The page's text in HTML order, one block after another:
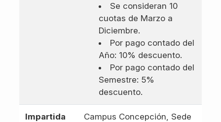
Se consideran 10
cuotas de Marzo a
Diciembre.
Por pago contado del
Año: 10% descuento.
Por pago contado del
Semestre: 5%
descuento.
Impartida
Campus Concepción, Sede